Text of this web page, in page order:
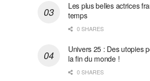
Les plus belles actrices
temps
0 SHARES
Univers 25 : Des utopies
la fin du monde !
0 SHARES